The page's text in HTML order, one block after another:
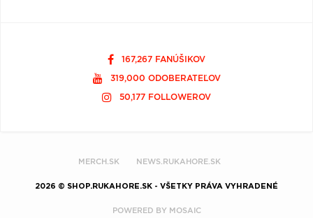
167,267 FANÚŠIKOV
319,000 ODOBERATEĽOV
50,177 FOLLOWEROV
MERCH.SK NEWS.RUKAHORE.SK
2026 © SHOP.RUKAHORE.SK - VŠETKY PRÁVA VYHRADENÉ
POWERED BY MOSAIC